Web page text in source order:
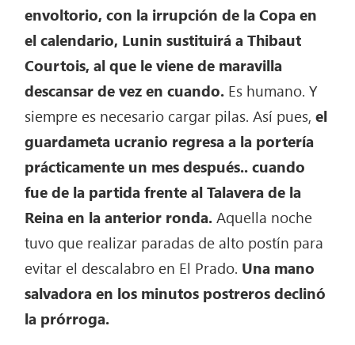
envoltorio, con la irrupción de la Copa en
el calendario, Lunin sustituirá a Thibaut
Courtois, al que le viene de maravilla
descansar de vez en cuando. Es humano. Y
siempre es necesario cargar pilas. Así pues,el
guardameta ucranio regresa a la portería
prácticamente un mes después.. cuando
fue de la partida frente al Talavera de la
Reina en la anterior ronda.Aquella noche
tuvo que realizar paradas de alto postín para
evitar el descalabro en El Prado. Una mano
salvadora en los minutos postreros declinó
la prórroga.